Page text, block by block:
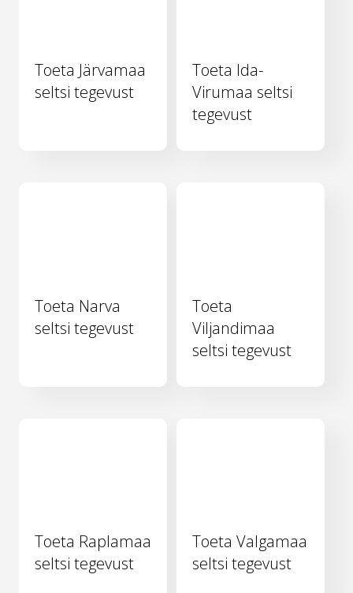
Toeta Järvamaa
seltsi tegevust
Toeta Ida-
Virumaa seltsi
tegevust
Toeta Narva
seltsi tegevust
Toeta
Viljandimaa
seltsi tegevust
Toeta Raplamaa
seltsi tegevust
Toeta Valgamaa
seltsi tegevust